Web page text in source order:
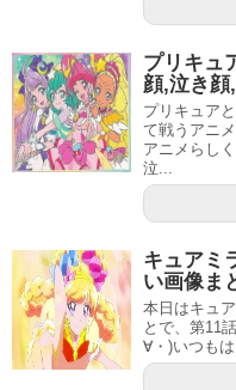
プリキュ
顔,泣き
プリキュア
て戦うアニ
アニメらし
泣...
キュアミ
い画像ま
本日はキュ
とで、第11
∀・)いつも